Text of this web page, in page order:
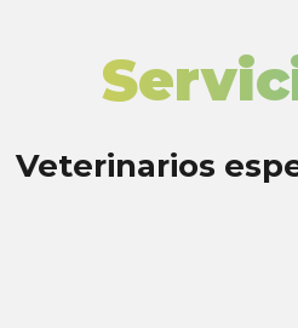
Veterinarios